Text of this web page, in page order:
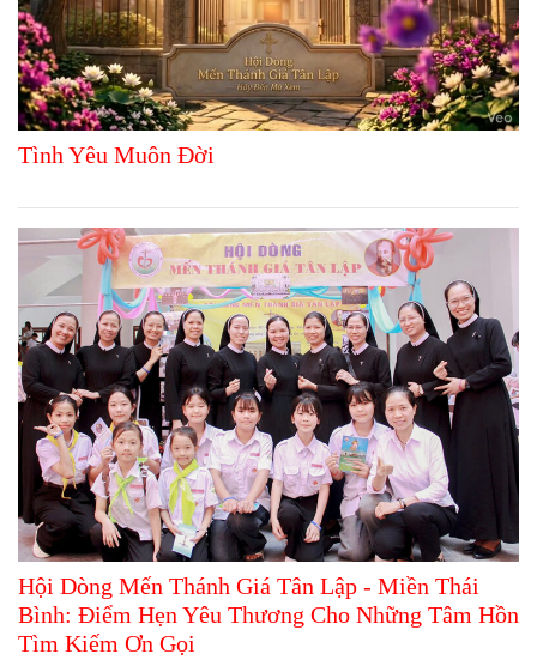
Tình Yêu Muôn Đời
Hội Dòng Mến Thánh Giá Tân Lập ­- Miền Thái
Bình: Điểm Hẹn Yêu Thương Cho Những Tâm Hồn
Tìm Kiếm Ơn Gọi